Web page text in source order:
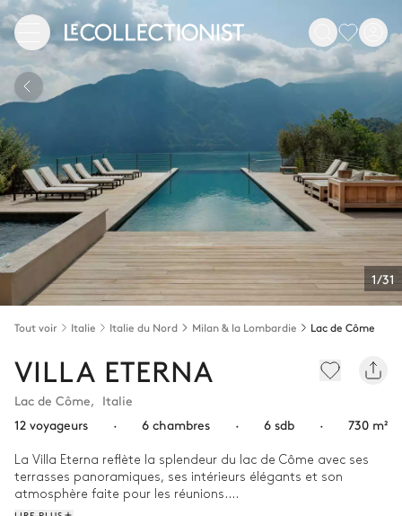
1/31
Tout voir Italie Italie du Nord Milan & la Lombardie Lac de Côme
VILLA ETERNA
Lac de Côme, Italie
12 voyageurs
· 6 chambres · 6 sdb · 730 m²
La Villa Eterna reflète la splendeur du lac de Côme avec ses
terrasses panoramiques, ses intérieurs élégants et son
atmosphère faite pour les réunions.